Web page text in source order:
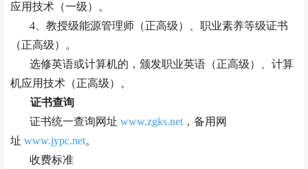
应用技术（一级）。
4、教授级能源管理师（正高级）
、职业素养等级证书
（正高级）。
选修英语或计算机的，颁发职业英语（正高级）、计算
机应用技术（正高级）。
证书查询
证书统一查询网址 www.zgks.net ，备用网
址 www.jypc.net。
收费标准